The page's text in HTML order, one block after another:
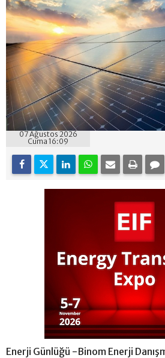
07 Ağustos 2026
Cuma 16:09
Enerji Günlüğü -Binom Enerji